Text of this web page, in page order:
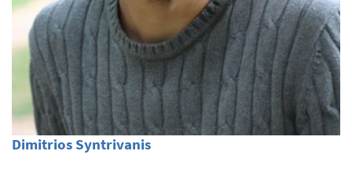
Dimitrios Syntrivanis